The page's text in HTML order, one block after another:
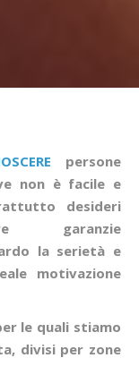
persone
non è facile e
desideri
garanzie
la serietà e
motivazione
le quali stiamo
divisi per zone